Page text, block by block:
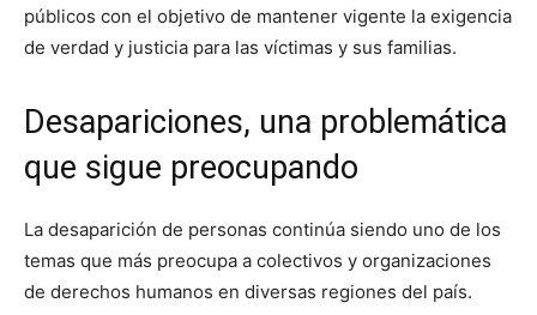
públicos con el objetivo de mantener vigente la exigencia
de verdad y justicia para las víctimas y sus familias.
Desapariciones, una problemática
que sigue preocupando
La desaparición de personas continúa siendo uno de los
temas que más preocupa a colectivos y organizaciones
de derechos humanos en diversas regiones del país.